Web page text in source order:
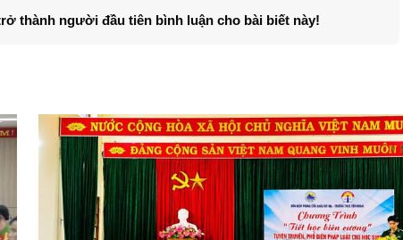
thành người đầu tiên bình luận cho bài biết này!